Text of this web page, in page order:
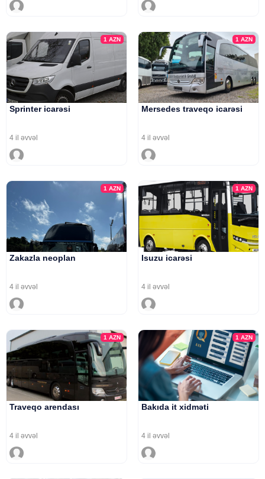
1AZN
Sprinter icarəsi
4 il əvvəl
1 AZN
Mersedes traveqo icarəsi
4 il əvvəl
1AZN
Zakazla neoplan
4 il əvvəl
1 AZN
Isuzu icarəsi
4 il əvvəl
1AZN
Traveqo arendası
4 il əvvəl
1 AZN
Bakıda it xidməti
4 il əvvəl